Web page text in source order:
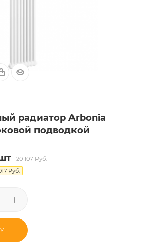
радиатор Arbonia
подводкой
20 107Руб.
Руб.